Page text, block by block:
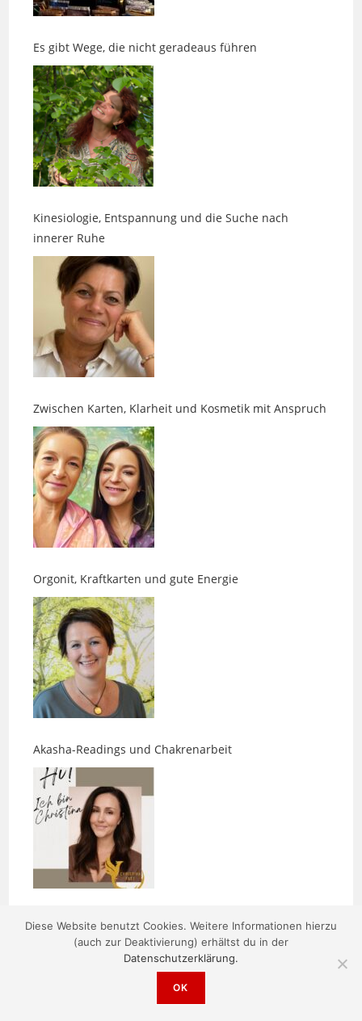
Es gibt Wege, die nicht geradeaus führen
Kinesiologie, Entspannung und die Suche nach
Zwischen Karten, Klarheit und Kosmetik mit Anspruch
Orgonit, Kraftkarten und gute Energie
Akasha-Readings und Chakrenarbeit
Was Gesichter über Menschen erzählen
Diese Website benutzt Cookies. Weitere Informationen hierzu
(auch zur Deaktivierung) erhältst du in der
Datenschutzerklärung.
OK